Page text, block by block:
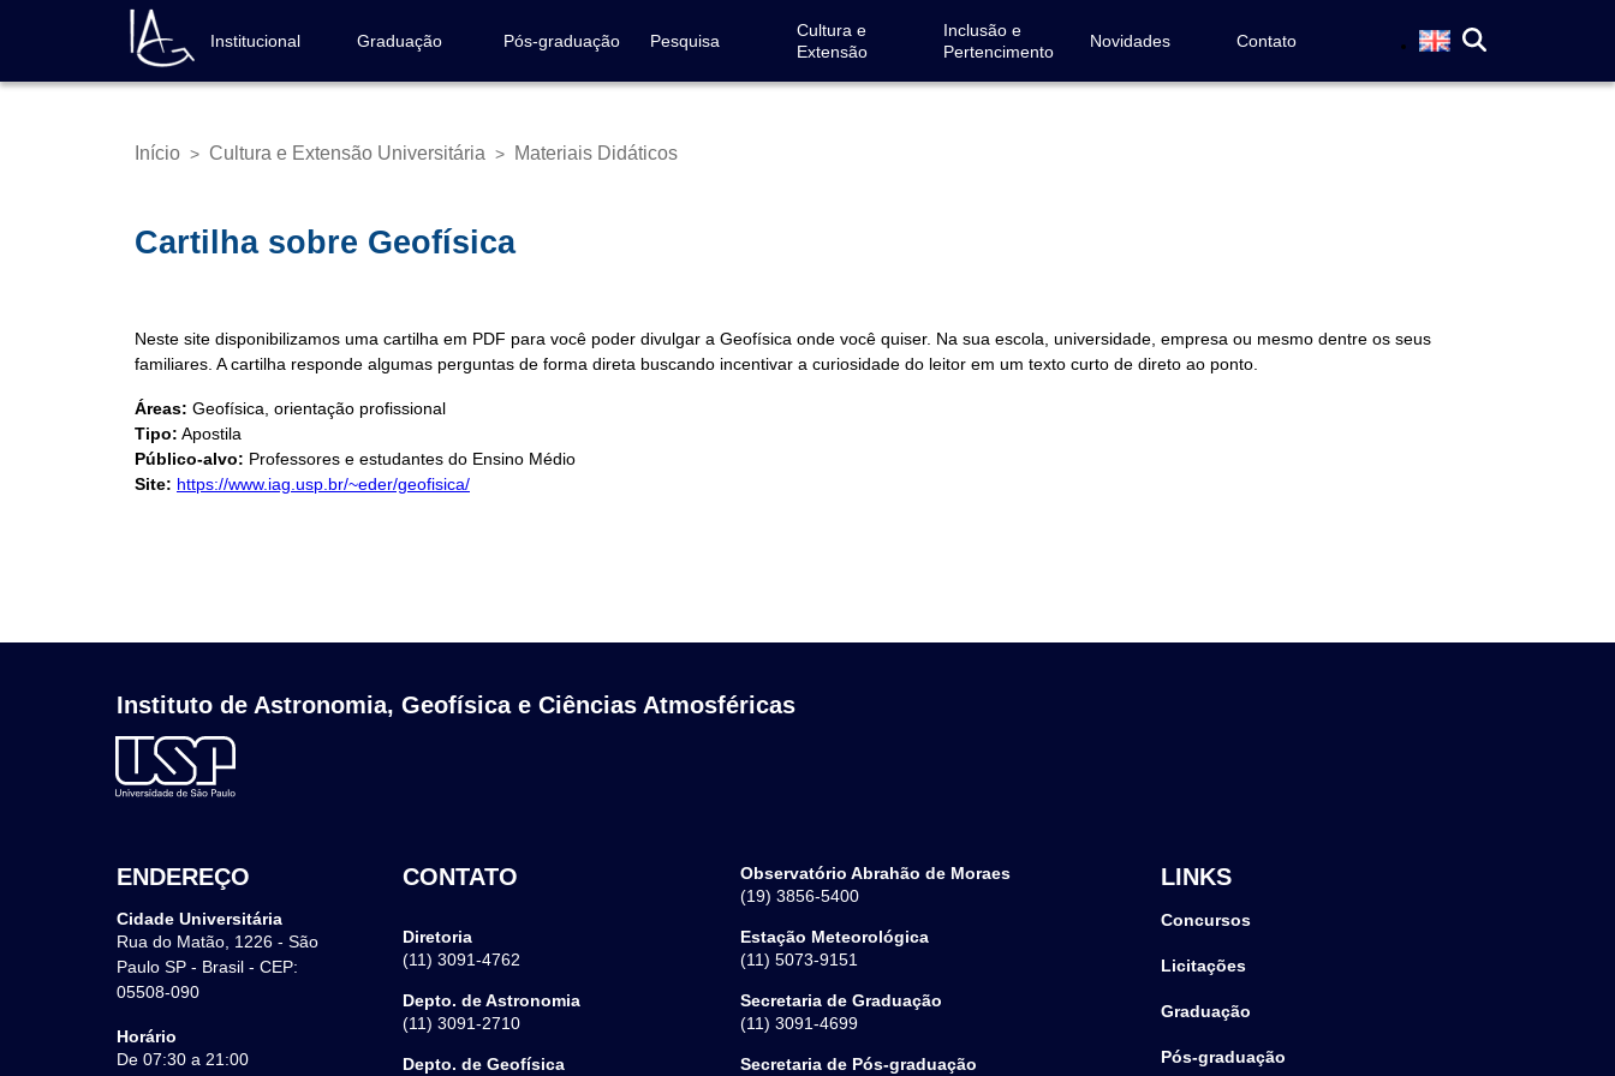
conteúdo
Navegação
principal
Institucional Graduação Pós-graduação Pesquisa
Cultura e
Extensão
Inclusão e
Pertencimento
Novidades Contato
Trilha
Início > Cultura e Extensão Universitária > Materiais Didáticos
Cartilha sobre Geofísica
Neste site disponibilizamos uma cartilha em PDF para você poder divulgar a Geofísica onde você quiser. Na sua escola, universidade, empresa ou mesmo dentre os seus
familiares. A cartilha responde algumas perguntas de forma direta buscando incentivar a curiosidade do leitor em um texto curto de direto ao ponto.
Áreas: Geofísica, orientação profissional
Tipo: Apostila
Público-alvo: Professores e estudantes do Ensino Médio
Site: https://www.iag.usp.br/~eder/geofisica/
Instituto de Astronomia, Geofísica e Ciências Atmosféricas
ENDEREÇO
Cidade Universitária
Rua do Matão, 1226 - São
Paulo SP - Brasil - CEP:
05508-090
Horário
De 07:30 a 21:00
CONTATO
Diretoria
(11) 3091-4762
Depto. de Astronomia
(11) 3091-2710
Depto. de Geofísica
Observatório Abrahão de Moraes
(19) 3856-5400
Estação Meteorológica
(11) 5073-9151
Secretaria de Graduação
(11) 3091-4699
Secretaria de Pós-graduação
LINKS
Concursos
Licitações
Graduação
Pós-graduação